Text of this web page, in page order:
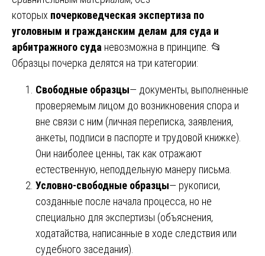
которых почерковедческая экспертиза по
уголовным и гражданским делам для суда и
арбитражного суда невозможна в принципе. 📂
Образцы почерка делятся на три категории:
Свободные образцы— документы, выполненные
проверяемым лицом до возникновения спора и
вне связи с ним (личная переписка, заявления,
анкеты, подписи в паспорте и трудовой книжке).
Они наиболее ценны, так как отражают
естественную, неподдельную манеру письма.
Условно-свободные образцы— рукописи,
созданные после начала процесса, но не
специально для экспертизы (объяснения,
ходатайства, написанные в ходе следствия или
судебного заседания).